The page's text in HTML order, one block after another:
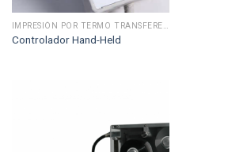
Controlador Hand-Held